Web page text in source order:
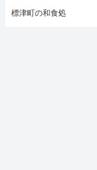
標津町の和食処